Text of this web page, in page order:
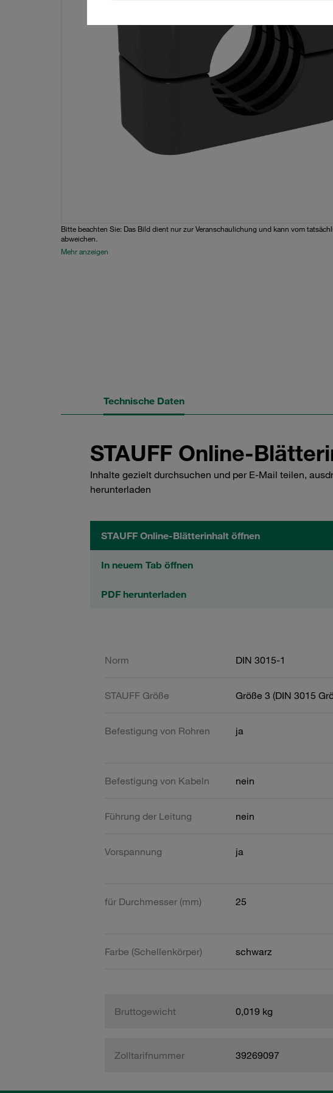
Bitte beachten Sie: Das Bild dient nur zur Veranschaulichung und kann vom
abweichen.
Mehr anzeigen
Technische Daten
STAUFF Online-
Inhalte gezielt durchsuchen und per E-Mail teilen,
herunterladen
STAUFF Online-Blätterinhalt öffnen
In neuem Tab öffnen
PDF herunterladen
Norm DIN 3015-1
STAUFF Größe Größe 3 (DIN 3015
Befestigung von Rohren ja
Befestigung von Kabeln nein
Führung der Leitung nein
Vorspannung ja
für Durchmesser (mm) 25
Farbe (Schellenkörper) schwarz
Bruttogewicht 0,019 kg
Zolltarifnummer 39269097